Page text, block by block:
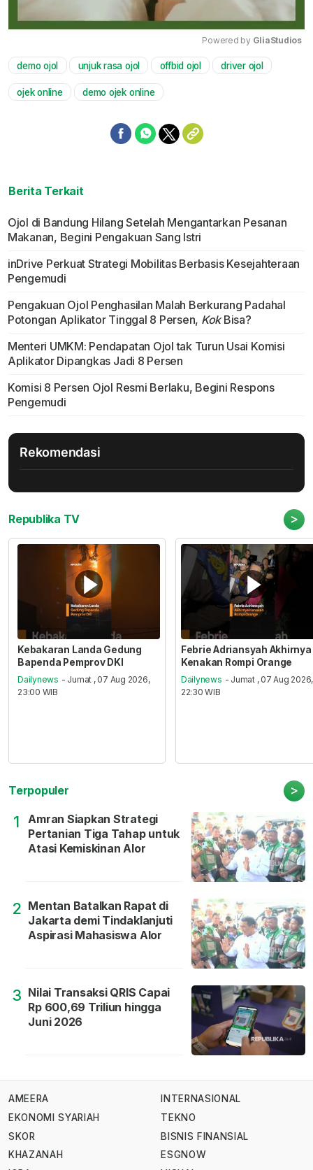
Mute
Powered by GliaStudios
demo ojol unjuk rasa ojol offbid ojol driver ojol
ojek online demo ojek online
Berita Terkait
Ojol di Bandung Hilang Setelah Mengantarkan Pesanan
Makanan, Begini Pengakuan Sang Istri
inDrive Perkuat Strategi Mobilitas Berbasis Kesejahteraan
Pengemudi
Pengakuan Ojol Penghasilan Malah Berkurang Padahal
Potongan Aplikator Tinggal 8 Persen, KokBisa?
Menteri UMKM: Pendapatan Ojol tak Turun Usai Komisi
Aplikator Dipangkas Jadi 8 Persen
Komisi 8 Persen Ojol Resmi Berlaku, Begini Respons
Pengemudi
Rekomendasi
Republika TV >
Kebakaran Landa Gedung
Bapenda Pemprov DKI
Dailynews - Jumat , 07 Aug 2026,
23:00 WIB
Febrie Adriansyah Akhirnya
Kenakan Rompi Orange
Dailynews - Jumat , 07 Aug 2026,
22:30 WIB
Terpopuler >
1
Amran Siapkan Strategi
Pertanian Tiga Tahap untuk
Atasi Kemiskinan Alor
2 Mentan Batalkan Rapat di
Jakarta demi Tindaklanjuti
Aspirasi Mahasiswa Alor
3 Nilai Transaksi QRIS Capai
Rp 600,69 Triliun hingga
Juni 2026
AMEERA
EKONOMI SYARIAH
SKOR
KHAZANAH
INTERNASIONAL
TEKNO
BISNIS FINANSIAL
ESGNOW